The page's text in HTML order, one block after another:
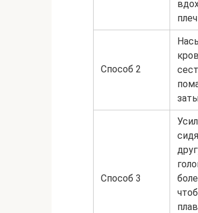
Способ 2
Способ 3